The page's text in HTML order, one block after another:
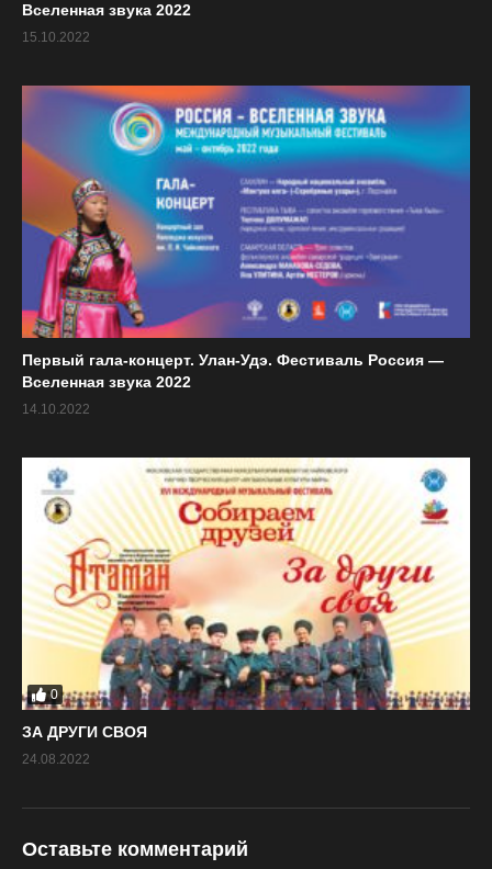
Вселенная звука 2022
15.10.2022
Первый гала-концерт. Улан-Удэ. Фестиваль Россия —
Вселенная звука 2022
14.10.2022
0
ЗА ДРУГИ СВОЯ
24.08.2022
Оставьте комментарий